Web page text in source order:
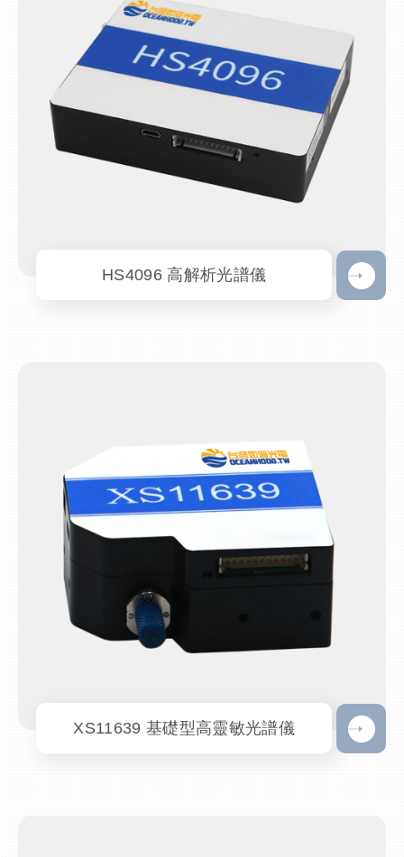
HS4096 高解析光譜儀
XS11639 基礎型高靈敏光譜儀